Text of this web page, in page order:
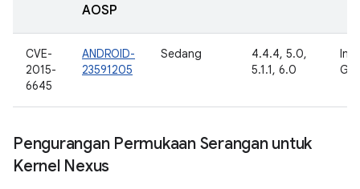
AOSP
CVE-
2015-
6645
ANDROID-
23591205
Sedang
4.4.4, 5.0,
5.1.1, 6.0
Pengurangan Permukaan Serangan untuk
Kernel Nexus